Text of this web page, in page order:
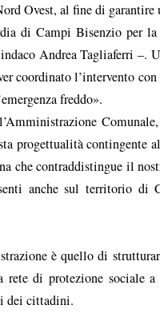
Ovest, al fine di garantire
di Campi Bisenzio per
Andrea Tagliaferri –.
coordinato l’intervento
freddo».
progettualità contingente
che contraddistingue il
anche sul territorio di
è quello di
rete di protezione sociale
dei cittadini.